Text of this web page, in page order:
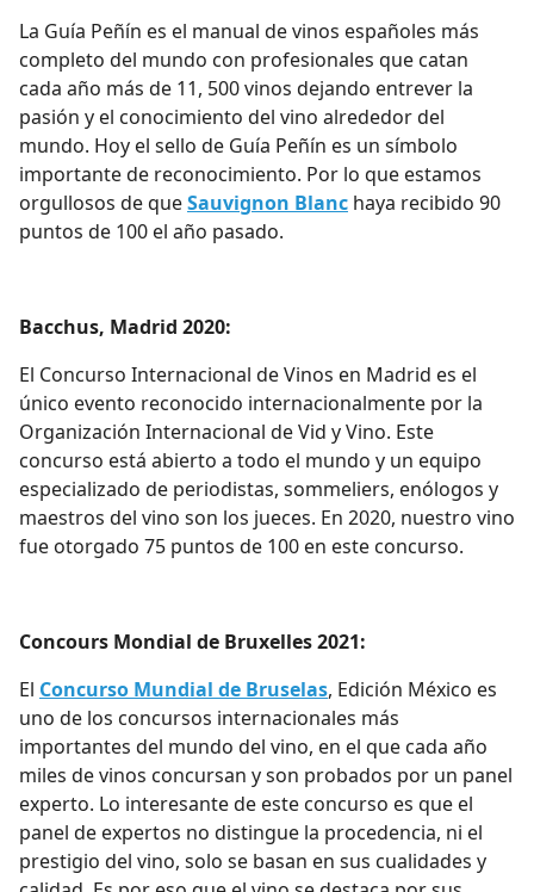
La Guía Peñín es el manual de vinos españoles más
completo del mundo con profesionales que catan
cada año más de 11, 500 vinos dejando entrever la
pasión y el conocimiento del vino alrededor del
mundo. Hoy el sello de Guía Peñín es un símbolo
importante de reconocimiento. Por lo que estamos
orgullosos de queSauvignon Blanc haya recibido 90
puntos de 100 el año pasado.
Bacchus, Madrid 2020:
El Concurso Internacional de Vinos en Madrid es el
único evento reconocido internacionalmente por la
Organización Internacional de Vid y Vino. Este
concurso está abierto a todo el mundo y un equipo
especializado de periodistas, sommeliers, enólogos y
maestros del vino son los jueces. En 2020, nuestro vino
fue otorgado 75 puntos de 100 en este concurso.
Concours Mondial de Bruxelles 2021:
El Concurso Mundial de Bruselas, Edición México es
uno de los concursos internacionales más
importantes del mundo del vino, en el que cada año
miles de vinos concursan y son probados por un panel
experto. Lo interesante de este concurso es que el
panel de expertos no distingue la procedencia, ni el
prestigio del vino, solo se basan en sus cualidades y